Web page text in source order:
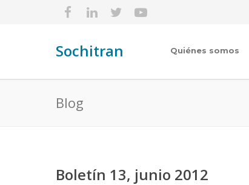
Sochitran Quiénes somos
Blog
Boletín 13, junio 2012